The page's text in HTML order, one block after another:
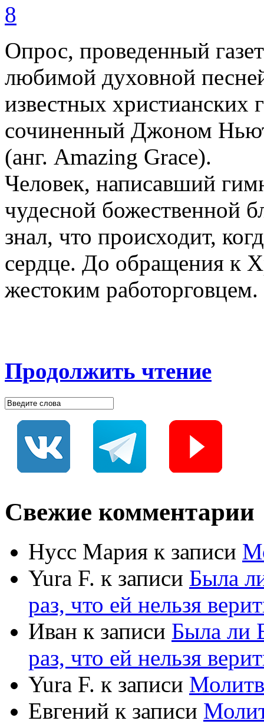
8
Опрос, проведенный
любимой духовной
известных христианских
сочиненный Джоном
(анг. Amazing Grace).
Человек, написавший
чудесной божественной
знал, что происходит,
сердце. До обращения к
жестоким работорговцем.
Продолжить чтение
Свежие комментарии
Нусс Мария к записи
Yura F. к записи Была
раз, что ей нельзя
Иван к записи Была ли
раз, что ей нельзя
Yura F. к записи
Евгений к записи